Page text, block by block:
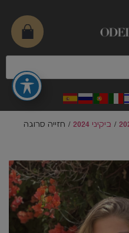
/ ביקיני 2024
/ חזייה סרוגה